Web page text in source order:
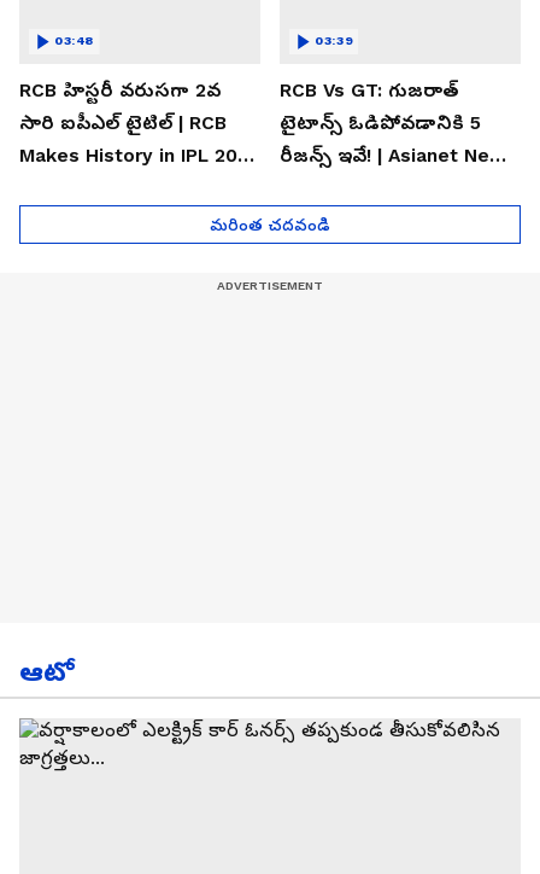
RCB హిస్టరీ వరుసగా 2వ
సారి ఐపీఎల్ టైటిల్ | RCB
Makes History in IPL 2026
03:48
RCB Vs GT: గుజరాత్
టైటాన్స్ ఓడిపోవడానికి 5
రీజన్స్ ఇవే! | Asianet News
03:39
మరింత చదవండి
ఆటో